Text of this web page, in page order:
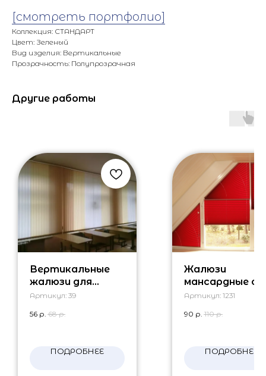
[смотреть портфолио]
Коллекция: СТАНДАРТ
Цвет: Зеленый
Вид изделия: Вертикальные
Прозрачность: Полупрозрачная
Другие работы
Вертикальные
жалюзи для
школьного
Артикул: 39
56 р. 68 р.
ПОДРОБНЕЕ
Жалюзи
мансардные
Артикул: 1231
90 р. 110 р.
ПОДРОБНЕЕ